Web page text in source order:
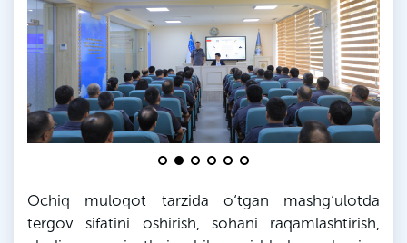
Ochiq muloqot tarzida o‘tgan mashg‘ulotda
tergov sifatini oshirish, sohani raqamlashtirish,